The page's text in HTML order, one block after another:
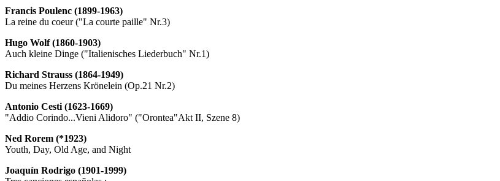
Francis Poulenc (1899-1963)
La reine du coeur ("La courte paille" Nr.3)
Hugo Wolf (1860-1903)
Auch kleine Dinge ("Italienisches Liederbuch" Nr.1)
Richard Strauss (1864-1949)
Du meines Herzens Krönelein (Op.21 Nr.2)
Antonio Cesti (1623-1669)
"Addio Corindo...Vieni Alidoro" ("Orontea"Akt II, Szene 8)
Ned Rorem (*1923)
Youth, Day, Old Age, and Night
Joaquín Rodrigo (1901-1999)